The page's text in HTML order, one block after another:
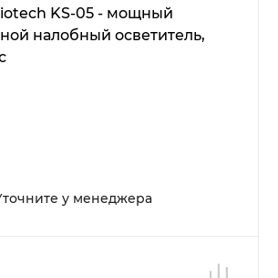
KS-05 - мощный
налобный осветитель,
у менеджера